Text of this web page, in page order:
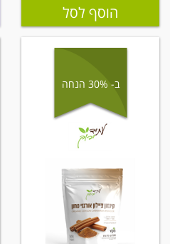
הוסף לסל
ב- 30% הנחה